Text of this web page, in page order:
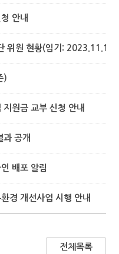
안내
위원 현황(임기: 2023.11.1.
)
원금 교부 신청 안내
과 공개
배포 알림
경 개선사업 시행 안내
전체목록